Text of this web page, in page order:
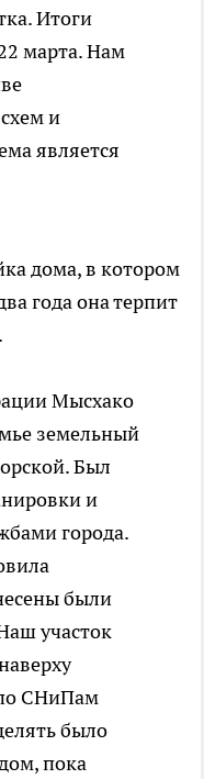
Итоги
марта. Нам
и
является
дома, в котором
года она терпит
Мысхако
земельный
Был
и
города.
были
участок
СНиПам
было
пока